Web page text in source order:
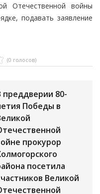
Отечественной войны
подавать заявление
(0 голосов)
преддверии 80-
Победы в
прокурор
посетила
Великой